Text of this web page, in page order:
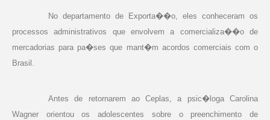
No departamento de Exporta��o, eles conheceram os
processos administrativos que envolvem a comercializa��o de
mercadorias para pa�ses que mant�m acordos comerciais com o
Brasil.
Antes de retornarem ao Ceplas, a psic�loga Carolina
Wagner orientou os adolescentes sobre o preenchimento de